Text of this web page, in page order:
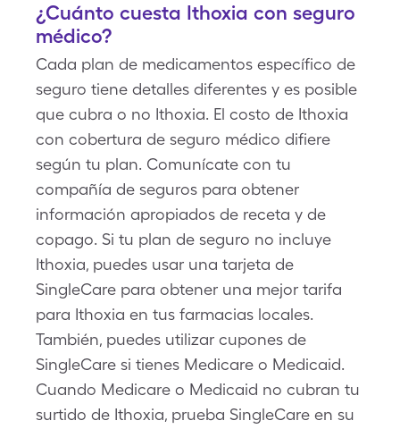
¿Cuánto cuesta Ithoxia con seguro
médico?
Cada plan de medicamentos específico de
seguro tiene detalles diferentes y es posible
que cubra o no Ithoxia. El costo de Ithoxia
con cobertura de seguro médico difiere
según tu plan. Comunícate con tu
compañía de seguros para obtener
información apropiados de receta y de
copago. Si tu plan de seguro no incluye
Ithoxia, puedes usar una tarjeta de
SingleCare para obtener una mejor tarifa
para Ithoxia en tus farmacias locales.
También, puedes utilizar cupones de
SingleCare si tienes Medicare o Medicaid.
Cuando Medicare o Medicaid no cubran tu
surtido de Ithoxia, prueba SingleCare en su